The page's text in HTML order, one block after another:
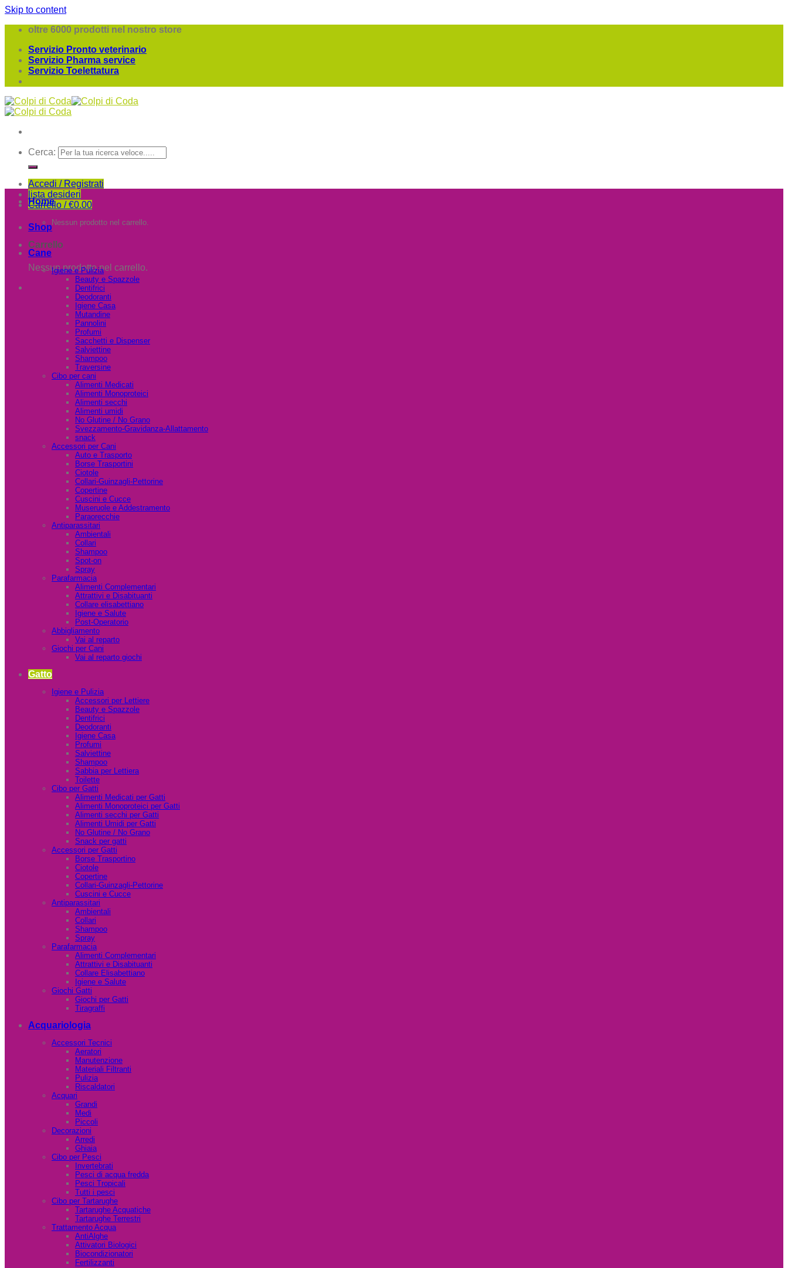
Skip to content
oltre 6000 prodotti nel nostro store
Servizio Pronto veterinario
Servizio Pharma service
Servizio Toelettatura
Cerca:
Accedi / Registrati
lista desideri
Carrello /€0.00
Nessun prodotto nel carrello.
Carrello
Nessun prodotto nel carrello.
Home
Shop
Cane
Igiene e Pulizia
Beauty e Spazzole
Dentifrici
Deodoranti
Igiene Casa
Mutandine
Pannolini
Profumi
Sacchetti e Dispenser
Salviettine
Shampoo
Traversine
Cibo per cani
Alimenti Medicati
Alimenti Monoproteici
Alimenti secchi
Alimenti umidi
No Glutine / No Grano
Svezzamento-Gravidanza-Allattamento
snack
Accessori per Cani
Auto e Trasporto
Borse Trasportini
Ciotole
Collari-Guinzagli-Pettorine
Copertine
Cuscini e Cucce
Museruole e Addestramento
Paraorecchie
Antiparassitari
Ambientali
Collari
Shampoo
Spot-on
Spray
Parafarmacia
Alimenti Complementari
Attrattivi e Disabituanti
Collare elisabettiano
Igiene e Salute
Post-Operatorio
Abbigliamento
Vai al reparto
Giochi per Cani
Vai al reparto giochi
Gatto
Igiene e Pulizia
Accessori per Lettiere
Beauty e Spazzole
Dentifrici
Deodoranti
Igiene Casa
Profumi
Salviettine
Shampoo
Sabbia per Lettiera
Toilette
Cibo per Gatti
Alimenti Medicati per Gatti
Alimenti Monoproteici per Gatti
Alimenti secchi per Gatti
Alimenti Umidi per Gatti
No Glutine / No Grano
Snack per gatti
Accessori per Gatti
Borse Trasportino
Ciotole
Copertine
Collari-Guinzagli-Pettorine
Cuscini e Cucce
Antiparassitari
Ambientali
Collari
Shampoo
Spray
Parafarmacia
Alimenti Complementari
Attrattivi e Disabituanti
Collare Elisabettiano
Igiene e Salute
Giochi Gatti
Giochi per Gatti
Tiragraffi
Acquariologia
Accessori Tecnici
Aeratori
Manutenzione
Materiali Filtranti
Pulizia
Riscaldatori
Acquari
Grandi
Medi
Piccoli
Decorazioni
Arredi
Ghiaia
Cibo per Pesci
Invertebrati
Pesci di acqua fredda
Pesci Tropicali
Tutti i pesci
Cibo per Tartarughe
Tartarughe Acquatiche
Tartarughe Terrestri
Trattamento Acqua
AntiAlghe
Attivatori Biologici
Biocondizionatori
Fertilizzanti